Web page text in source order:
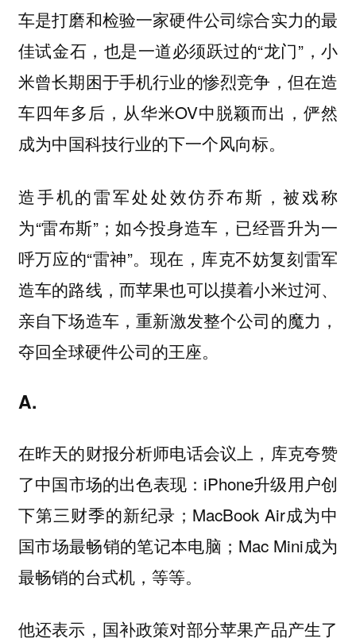
车是打磨和检验一家硬件公司综合实力的最
佳试金石，也是一道必须跃过的“龙门”，小
米曾长期困于手机行业的惨烈竞争，但在造
车四年多后，从华米OV中脱颖而出，俨然
成为中国科技行业的下一个风向标。
造手机的雷军处处效仿乔布斯，被戏称
为“雷布斯”；如今投身造车，已经晋升为一
呼万应的“雷神”。现在，库克不妨复刻雷军
造车的路线，而苹果也可以摸着小米过河、
亲自下场造车，重新激发整个公司的魔力，
夺回全球硬件公司的王座。
A.
在昨天的财报分析师电话会议上，库克夸赞
了中国市场的出色表现：iPhone升级用户创
下第三财季的新纪录；MacBook Air成为中
国市场最畅销的笔记本电脑；Mac Mini成为
最畅销的台式机，等等。
他还表示，国补政策对部分苹果产品产生了